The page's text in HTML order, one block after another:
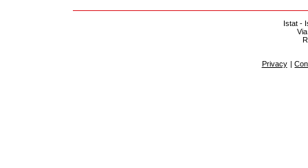
Istat -
Privacy |